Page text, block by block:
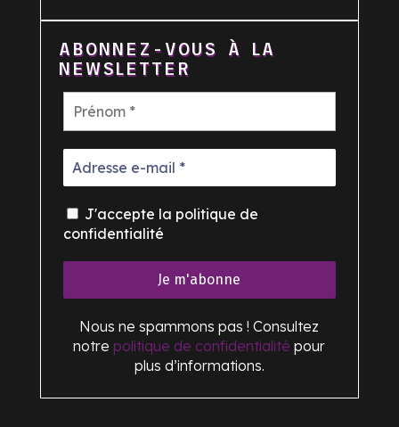
ABONNEZ-VOUS À LA
NEWSLETTER
J'accepte la politique de
confidentialité
Nous ne spammons pas ! Consultez
notre politique de confidentialité pour
plus d’informations.